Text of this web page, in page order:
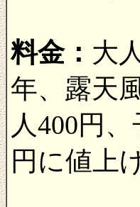
料金： 大
年、露天
人400円
円に値上